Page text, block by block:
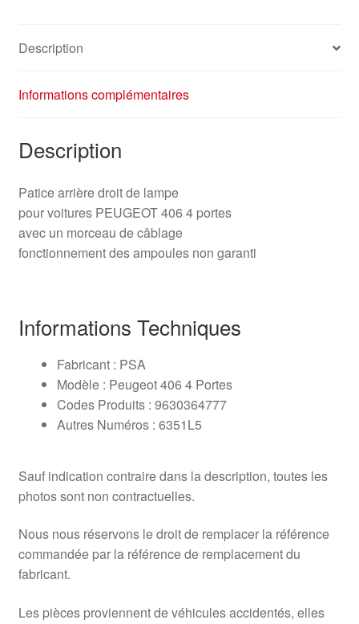
9630364777
Description
Informations complémentaires
Description
Patice arrière droit de lampe
pour voitures PEUGEOT 406 4 portes
avec un morceau de câblage
fonctionnement des ampoules non garanti
Informations Techniques
Fabricant : PSA
Modèle : Peugeot 406 4 Portes
Codes Produits : 9630364777
Autres Numéros : 6351L5
Sauf indication contraire dans la description, toutes les
photos sont non contractuelles.
Nous nous réservons le droit de remplacer la référence
commandée par la référence de remplacement du
fabricant.
Les pièces proviennent de véhicules accidentés, elles